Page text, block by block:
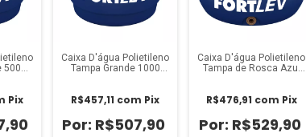
500
Pix
Caixa D'água Polietileno
Tampa Grande 1000
R$507,90
R$457,11 com Pix
Caixa D'água Polietileno
Tampa de Rosca Azul
R$529,90
R$476,91 com Pix